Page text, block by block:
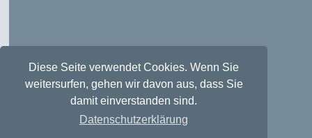
Diese Seite verwendet Cookies. Wenn Sie
weitersurfen, gehen wir davon aus, dass Sie
damit einverstanden sind.
Datenschutzerklärung